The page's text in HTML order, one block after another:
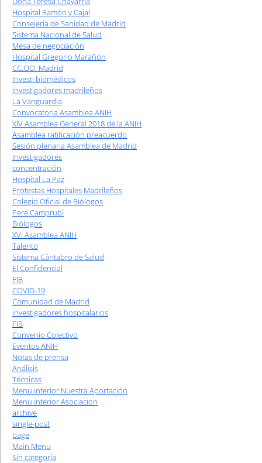
Hospital Ramón y Cajal
Consejería de Sanidad de Madrid
Sistema Nacional de Salud
Mesa de negociación
Hospital Gregorio Marañón
CC.OO. Madrid
Investi biomédicos
Investigadores madrileños
La Vanguardia
Convocatoria Asamblea ANIH
XIV Asamblea General 2018 de la ANIH
Asamblea ratificación preacuerdo
Sesión plenaria Asamblea de Madrid
Investigadores
concentración
Hospital La Paz
Protestas Hospitales Madrileños
Colegio Oficial de Biólogos
Pere Camprubí
Biólogos
XVI Asamblea ANIH
Talento
Sistema Cántabro de Salud
El Confidencial
FIB
COVID-19
Comunidad de Madrid
investigadores hospitalarios
FIB
Convenio Colectivo
Eventos ANIH
Notas de prensa
Análisis
Técnicas
Menu interior Nuestra Aportación
Menu interior Asociacion
archive
single-post
page
Main Menu
Sin categoría